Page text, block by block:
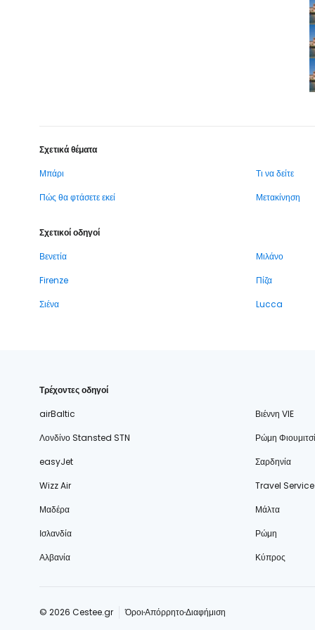
Σχετικά θέματα
Μπάρι
Τι να δείτε
Πώς θα φτάσετε εκεί
Μετακίνηση
Σχετικοί οδηγοί
Βενετία
Μιλάνο
Firenze
Πίζα
Σιένα
Lucca
Τρέχοντες οδηγοί
airBaltic
Βιέννη VIE
Λονδίνο Stansted STN
Ρώμη
easyJet
Σαρδηνία
Wizz Air
Travel Service
Μαδέρα
Μάλτα
Ισλανδία
Ρώμη
Αλβανία
Κύπρος
© 2026 Cestee.gr ΌροιΑπόρρητοΔιαφήμιση